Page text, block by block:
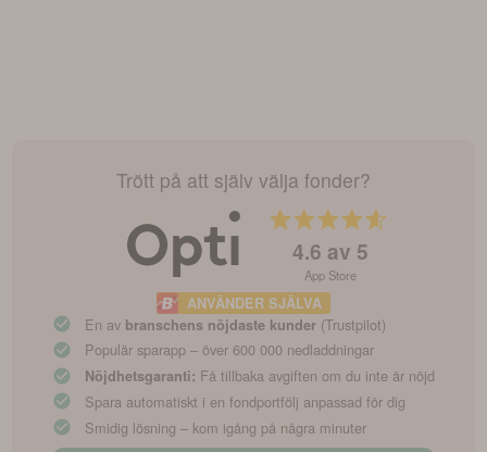
Trött på att själv välja fonder?
4.6 av 5
App Store
ANVÄNDER SJÄLVA
En av branschens nöjdaste kunder (Trustpilot)
Populär sparapp – över 600 000 nedladdningar
Nöjdhetsgaranti: Få tillbaka avgiften om du inte är nöjd
Spara automatiskt i en fondportfölj anpassad för dig
Smidig lösning – kom igång på några minuter